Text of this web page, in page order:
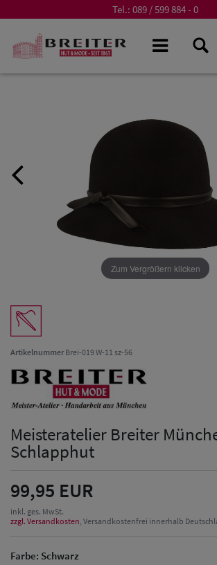
Tel.: 089 / 599 884 - 0
Zum Vergrößern klicken
ArtikelnummerBrei-019 W-11 sz-56
Meisteratelier Breiter
Schlapphut
99,95 EUR
inkl. ges. MwSt.
zzgl. Versandkosten , Versandkostenfrei innerhalb
Farbe: Schwarz